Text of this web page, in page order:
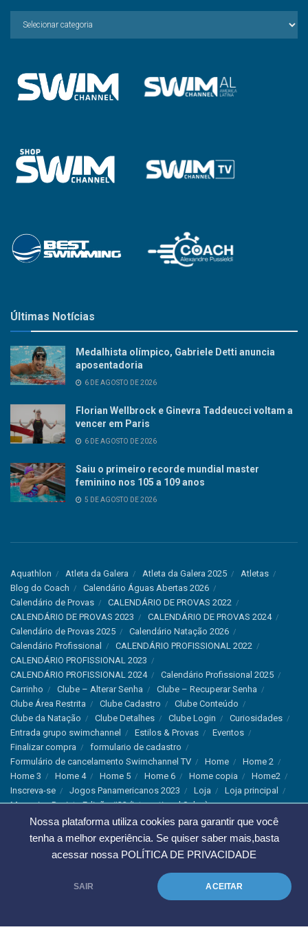
Nossa plataforma utiliza cookies para garantir que você
tenha a melhor experiência. Se quiser saber mais,basta
acessar nossa POLÍTICA DE PRIVACIDADE
SAIR ACEITAR
Escolha
Últimas Notícias
Medalhista olímpico, Gabriele Detti anuncia
aposentadoria
6 DE AGOSTO DE 2026
Florian Wellbrock e Ginevra Taddeucci voltam a
vencer em Paris
6 DE AGOSTO DE 2026
Saiu o primeiro recorde mundial master
feminino nos 105 a 109 anos
5 DE AGOSTO DE 2026
Aquathlon Atleta da Galera Atleta da Galera 2025
Atletas
Blog do Coach
Calendário Águas Abertas 2026
Calendário de Provas
CALENDÁRIO DE PROVAS 2022
CALENDÁRIO DE PROVAS 2023
CALENDÁRIO DE PROVAS 2024
Calendário de Provas 2025
Calendário Natação 2026
Calendário Profissional
CALENDÁRIO PROFISSIONAL 2022
CALENDÁRIO PROFISSIONAL 2023
CALENDÁRIO PROFISSIONAL 2024
Calendário Profissional 2025
Carrinho
Clube – Alterar Senha
Clube – Recuperar Senha
Clube Área Restrita
Clube Cadastro
Clube Conteúdo
Clube da Natação
Clube Detalhes Clube Login
Curiosidades
Entrada grupo swimchannel
Estilos & Provas
Eventos
Finalizar compra
formulario de cadastro
Formulário de cancelamento Swimchannel TV
Home
Home 2
Home 3
Home 4 Home 5 Home 6 Home copia
Home2
Inscreva-se
Jogos Panamericanos 2023 Loja
Loja principal
Magazine Revista Edição #33 (International Sales)
Magazine Swimchannel (International Sale)
Marcas
Minha conta
Newsletter Notícias
Notícias Instagram
Política de Cancelamento
Política de privacidade
Saúde
Thank You
Troca e Devolução